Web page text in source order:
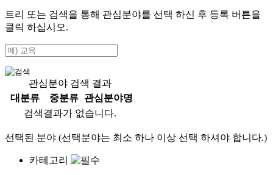
트리 또는 검색을 통해 관심분야를 선택 하신 후 등록 버튼을
클릭 하십시오.
관심분야 검색 결과
대분류
중분류
관심분야명
검색결과가 없습니다.
선택된 분야 (선택분야는 최소 하나 이상 선택 하셔야 합니다.)
카테고리